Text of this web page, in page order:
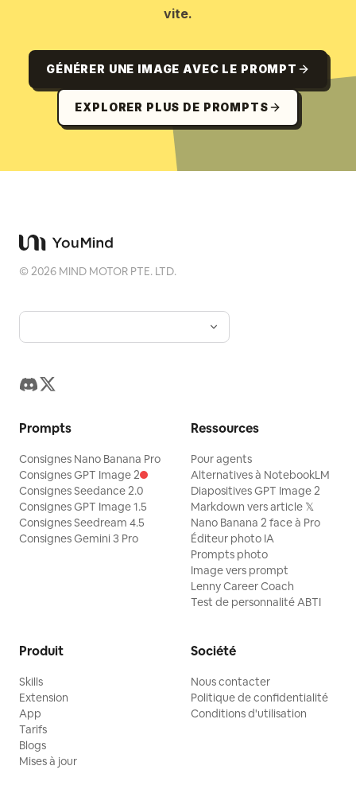
vite.
GÉNÉRER UNE IMAGE AVEC LE PROMPT
EXPLORER PLUS DE PROMPTS
©2026 MIND MOTOR PTE. LTD.
Prompts
Consignes Nano Banana Pro
Consignes GPT Image 2
Consignes Seedance 2.0
Consignes GPT Image 1.5
Consignes Seedream 4.5
Consignes Gemini 3 Pro
Ressources
Pour agents
Alternatives à NotebookLM
Diapositives GPT Image 2
Markdown vers article 𝕏
Nano Banana 2 face à Pro
Éditeur photo IA
Prompts photo
Image vers prompt
Lenny Career Coach
Test de personnalité ABTI
Produit
Skills
Extension
App
Tarifs
Blogs
Mises à jour
Société
Nous contacter
Politique de confidentialité
Conditions d'utilisation